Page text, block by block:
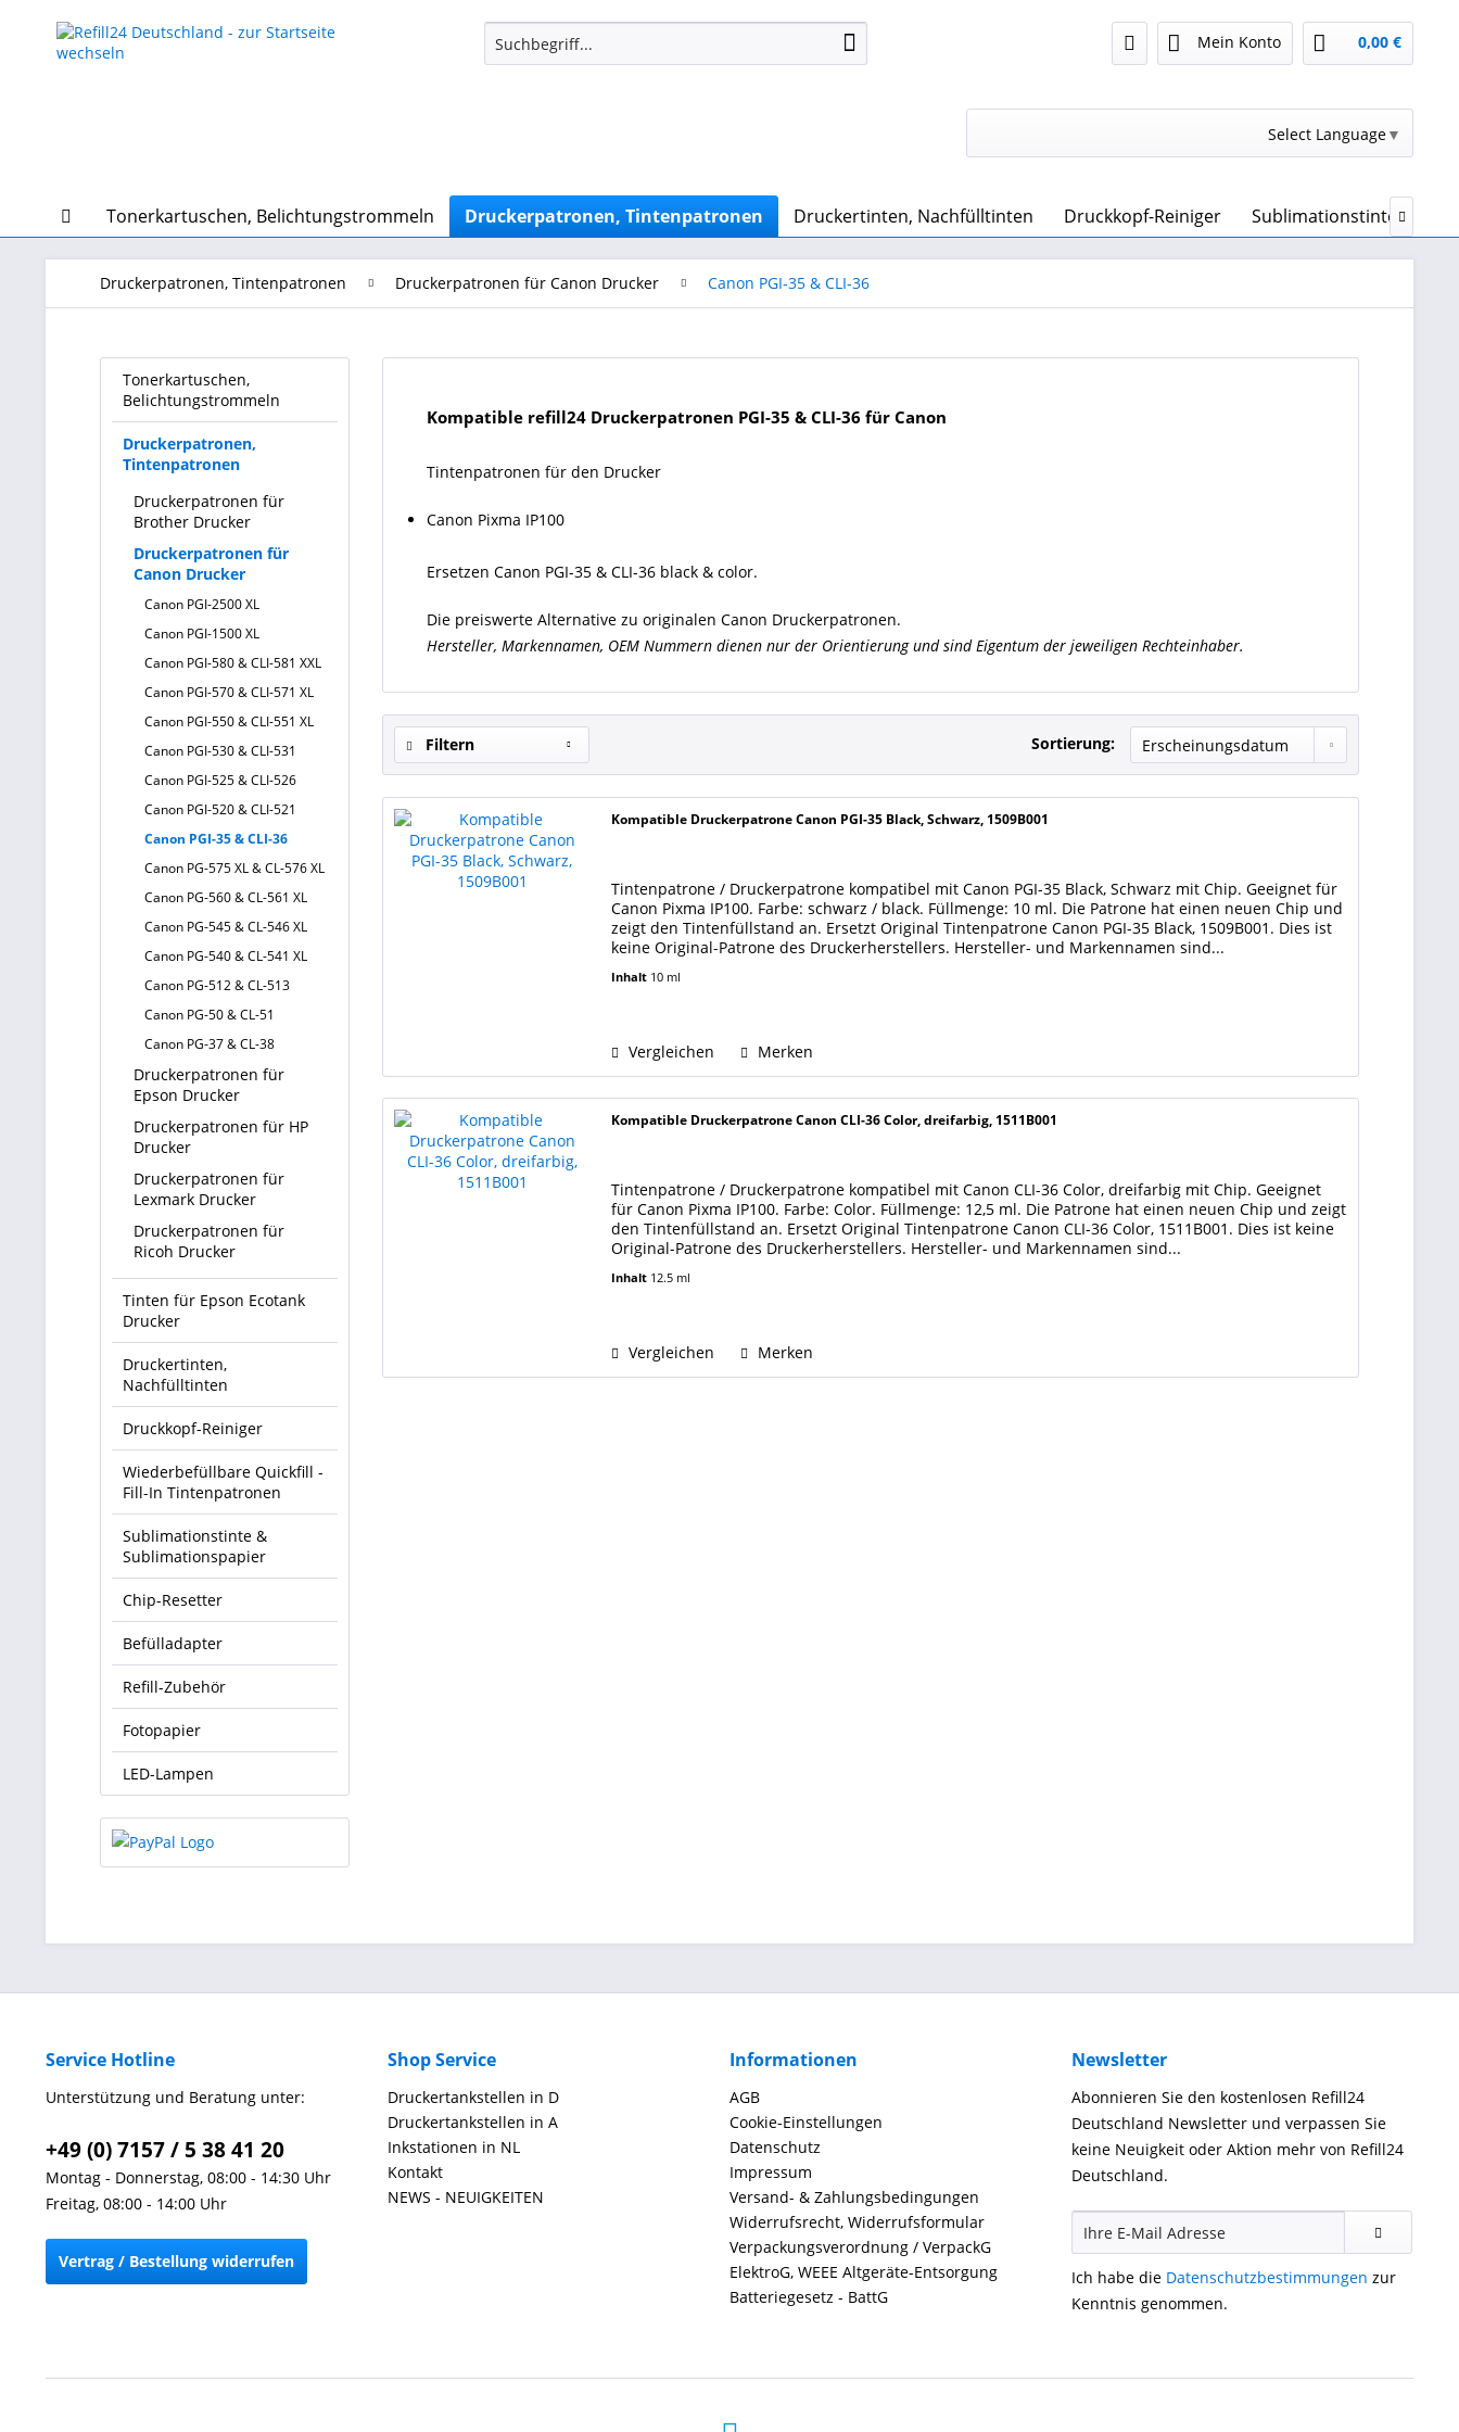
Mein Konto 0,00 €
Select Language▼
Tonerkartuschen, Belichtungstrommeln Druckerpatronen, Tintenpatronen Druckertinten, Nachfülltinten Druckkopf-Reiniger Sublimationstinte &

Druckerpatronen, Tintenpatronen Druckerpatronen für Canon Drucker Canon PGI-35 & CLI-36
Tonerkartuschen,
Belichtungstrommeln
Druckerpatronen,
Tintenpatronen
Druckerpatronen für
Brother Drucker
Druckerpatronen für
Canon Drucker
Canon PGI-2500 XL
Canon PGI-1500 XL
Canon PGI-580 & CLI-581 XXL
Canon PGI-570 & CLI-571 XL
Canon PGI-550 & CLI-551 XL
Canon PGI-530 & CLI-531
Canon PGI-525 & CLI-526
Canon PGI-520 & CLI-521
Canon PGI-35 & CLI-36
Canon PG-575 XL & CL-576 XL
Canon PG-560 & CL-561 XL
Canon PG-545 & CL-546 XL
Canon PG-540 & CL-541 XL
Canon PG-512 & CL-513
Canon PG-50 & CL-51
Canon PG-37 & CL-38
Druckerpatronen für
Epson Drucker
Druckerpatronen für HP
Drucker
Druckerpatronen für
Lexmark Drucker
Druckerpatronen für
Ricoh Drucker
Tinten für Epson Ecotank
Drucker
Druckertinten,
Nachfülltinten
Druckkopf-Reiniger
Wiederbefüllbare Quickfill -
Fill-In Tintenpatronen
Sublimationstinte &
Sublimationspapier
Chip-Resetter
Befülladapter
Refill-Zubehör
Fotopapier
LED-Lampen
Kompatible refill24 Druckerpatronen PGI-35 & CLI-36 für Canon
Tintenpatronen für den Drucker
Canon Pixma IP100
Ersetzen Canon PGI-35 & CLI-36 black & color.
Die preiswerte Alternative zu originalen Canon Druckerpatronen.
Hersteller, Markennamen, OEM Nummern dienen nur der Orientierung und sind Eigentum der jeweiligen Rechteinhaber.
Filtern Sortierung:
Kompatible Druckerpatrone Canon PGI-35 Black, Schwarz, 1509B001
Tintenpatrone / Druckerpatrone kompatibel mit Canon PGI-35 Black, Schwarz mit Chip. Geeignet für
Canon Pixma IP100. Farbe: schwarz / black. Füllmenge: 10 ml. Die Patrone hat einen neuen Chip und
zeigt den Tintenfüllstand an. Ersetzt Original Tintenpatrone Canon PGI-35 Black, 1509B001. Dies ist
keine Original-Patrone des Druckerherstellers. Hersteller- und Markennamen sind...
Inhalt 10 ml
Vergleichen Merken
Kompatible Druckerpatrone Canon CLI-36 Color, dreifarbig, 1511B001
Tintenpatrone / Druckerpatrone kompatibel mit Canon CLI-36 Color, dreifarbig mit Chip. Geeignet
für Canon Pixma IP100. Farbe: Color. Füllmenge: 12,5 ml. Die Patrone hat einen neuen Chip und zeigt
den Tintenfüllstand an. Ersetzt Original Tintenpatrone Canon CLI-36 Color, 1511B001. Dies ist keine
Original-Patrone des Druckerherstellers. Hersteller- und Markennamen sind...
Inhalt 12.5 ml
Vergleichen Merken
Service Hotline
Unterstützung und Beratung unter:
+49 (0) 7157 / 5 38 41 20
Montag - Donnerstag, 08:00 - 14:30 Uhr
Freitag, 08:00 - 14:00 Uhr
Vertrag / Bestellung widerrufen
Shop Service
Druckertankstellen in D
Druckertankstellen in A
Inkstationen in NL
Kontakt
NEWS - NEUIGKEITEN
Informationen
AGB
Cookie-Einstellungen
Datenschutz
Impressum
Versand- & Zahlungsbedingungen
Widerrufsrecht, Widerrufsformular
Verpackungsverordnung / VerpackG
ElektroG, WEEE Altgeräte-Entsorgung
Batteriegesetz - BattG
Newsletter
Abonnieren Sie den kostenlosen Refill24
Deutschland Newsletter und verpassen Sie
keine Neuigkeit oder Aktion mehr von Refill24
Deutschland.
Ich habe die Datenschutzbestimmungen zur
Kenntnis genommen.